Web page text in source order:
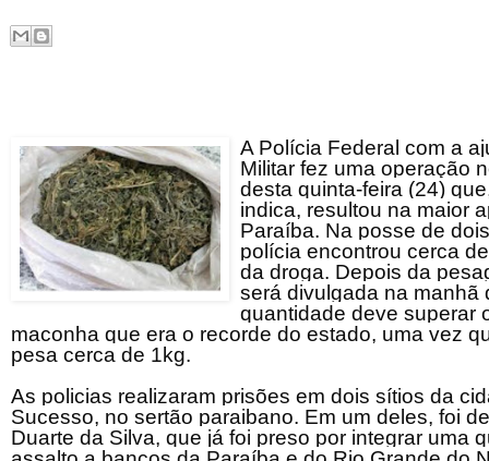
A Polícia Federal com a
Militar fez uma operação
desta quinta-feira (24)
indica, resultou na maior
Paraíba. Na posse de
polícia encontrou cerca
da droga. Depois da
será divulgada na manhã
quantidade deve superar
maconha que era o recorde do estado, uma vez
pesa cerca de 1kg.
As policias realizaram prisões em dois sítios da
Sucesso, no sertão paraibano. Em um deles, foi
Duarte da Silva, que já foi preso por integrar uma